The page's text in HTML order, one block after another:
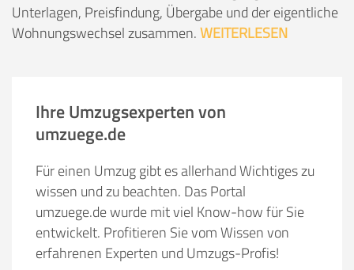
Unterlagen, Preisfindung, Übergabe und der eigentliche
Wohnungswechsel zusammen.WEITERLESEN
Ihre Umzugsexperten von
umzuege.de
Für einen Umzug gibt es allerhand Wichtiges zu
wissen und zu beachten. Das Portal
umzuege.de wurde mit viel Know-how für Sie
entwickelt. Profitieren Sie vom Wissen von
erfahrenen Experten und Umzugs-Profis!